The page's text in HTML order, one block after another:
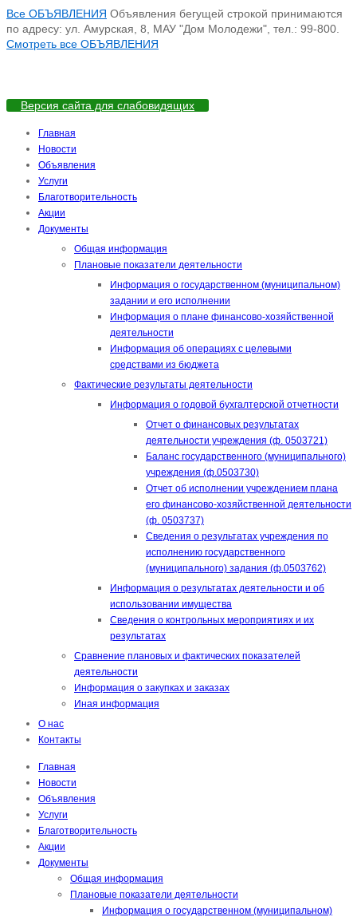
Все ОБЪЯВЛЕНИЯ Объявления бегущей строкой принимаются
по адресу: ул. Амурская, 8, МАУ "Дом Молодежи", тел.: 99-800.
Смотреть все ОБЪЯВЛЕНИЯ
Версия сайта для слабовидящих
Главная
Новости
Объявления
Услуги
Благотворительность
Акции
Документы
Общая информация
Плановые показатели деятельности
Информация о государственном (муниципальном)
задании и его исполнении
Информация о плане финансово-хозяйственной
деятельности
Информация об операциях с целевыми
средствами из бюджета
Фактические результаты деятельности
Информация о годовой бухгалтерской отчетности
Отчет о финансовых результатах
деятельности учреждения (ф. 0503721)
Баланс государственного (муниципального)
учреждения (ф.0503730)
Отчет об исполнении учреждением плана
его финансово-хозяйственной деятельности
(ф. 0503737)
Сведения о результатах учреждения по
исполнению государственного
(муниципального) задания (ф.0503762)
Информация о результатах деятельности и об
использовании имущества
Сведения о контрольных мероприятиях и их
результатах
Сравнение плановых и фактических показателей
деятельности
Информация о закупках и заказах
Иная информация
О нас
Контакты
Главная
Новости
Объявления
Услуги
Благотворительность
Акции
Документы
Общая информация
Плановые показатели деятельности
Информация о государственном (муниципальном)